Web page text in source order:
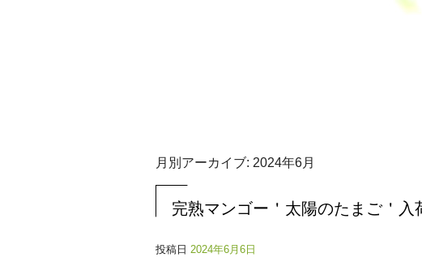
月別アーカイブ: 2024年6月
完熟マンゴー＇太陽のたまご＇入
投稿日 2024年6月6日